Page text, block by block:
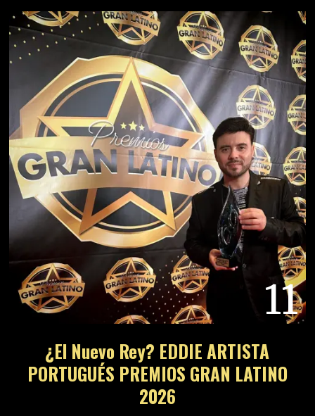
11
¿El Nuevo Rey? EDDIE ARTISTA
PORTUGUÉS PREMIOS GRAN LATINO
2026